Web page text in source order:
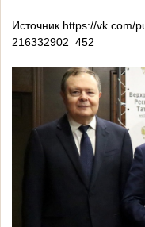
Источник https://vk.com/
216332902_452